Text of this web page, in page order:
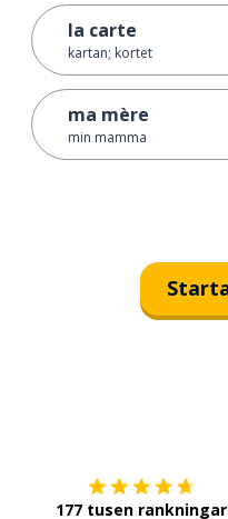
la carte
kartan; kortet
ma mère
min mamma
177 tusen rankningar